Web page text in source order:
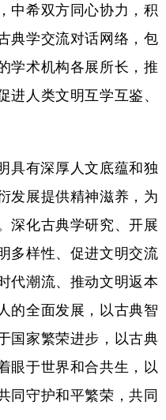
中希双方同心协力，积
典学交流对话网络，包
学术机构各展所长，推
进人类文明互学互鉴、
有深厚人文底蕴和独
发展提供精神滋养，为
深化古典学研究、开展
多样性、促进文明交流
代潮流、推动文明返本
的全面发展，以古典智
国家繁荣进步，以古典
眼于世界和合共生，以
同守护和平繁荣，共同